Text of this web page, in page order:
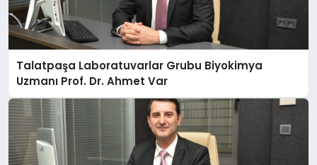
Talatpaşa Laboratuvarlar Grubu Biyokimya
Uzmanı Prof. Dr. Ahmet Var